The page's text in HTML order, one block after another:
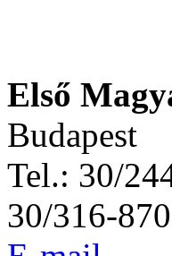
Első
Budapest
Tel.: 30/
30/316-